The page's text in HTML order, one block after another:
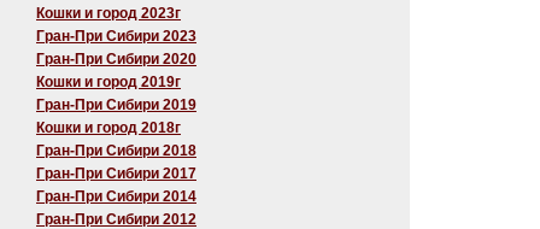
Кошки и город 2023г
Гран-При Сибири 2023
Гран-При Сибири 2020
Кошки и город 2019г
Гран-При Сибири 2019
Кошки и город 2018г
Гран-При Сибири 2018
Гран-При Сибири 2017
Гран-При Сибири 2014
Гран-При Сибири 2012